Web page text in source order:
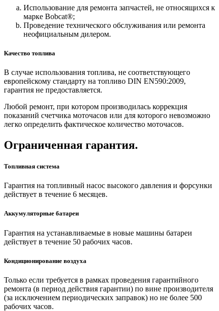
Использование для ремонта запчастей, не относящихся к
марке Bobcat®;
Проведение технического обслуживания или ремонта
неофициальным дилером.
Качество топлива
В случае использования топлива, не соответствующего
европейскому стандарту на топливо DIN EN590:2009,
гарантия не предоставляется.
Любой ремонт, при котором производилась коррекция
показаний счетчика моточасов или для которого невозможно
легко определить фактическое количество моточасов.
Ограниченная гарантия.
Топливная система
Гарантия на топливный насос высокого давления и форсунки
действует в течение 6 месяцев.
Аккумуляторные батареи
Гарантия на устанавливаемые в новые машины батареи
действует в течение 50 рабочих часов.
Кондиционирование воздуха
Только если требуется в рамках проведения гарантийного
ремонта (в период действия гарантии) по вине производителя
(за исключением периодических заправок) но не более 500
рабочих часов.